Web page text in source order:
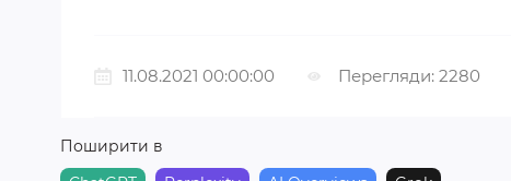
11.08.2021 00:00:00 Перегляди: 2280
Поширити в